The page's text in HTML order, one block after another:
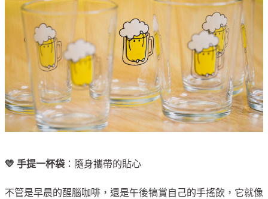
💛 手提一杯袋 ：隨身攜帶的貼心
不管是早晨的醒腦咖啡，還是午後犒賞自己的手搖飲，它就像